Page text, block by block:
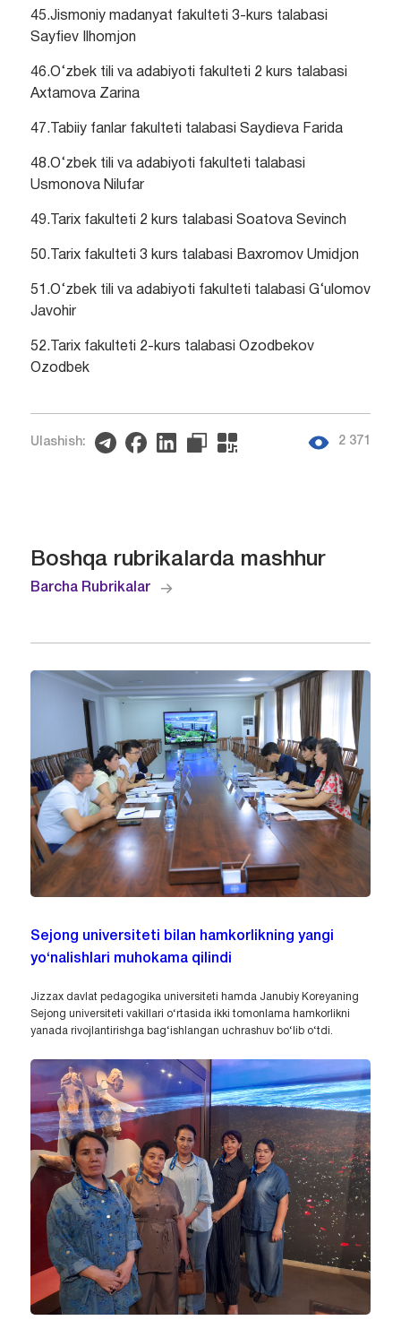
45.Jismoniy madanyat fakulteti 3-kurs talabasi
Sayfiev Ilhomjon
46.O‘zbek tili va adabiyoti fakulteti 2 kurs talabasi
Axtamova Zarina
47.Tabiiy fanlar fakulteti talabasi Saydieva Farida
48.O‘zbek tili va adabiyoti fakulteti talabasi
Usmonova Nilufar
49.Tarix fakulteti 2 kurs talabasi Soatova Sevinch
50.Tarix fakulteti 3 kurs talabasi Baxromov Umidjon
51.O‘zbek tili va adabiyoti fakulteti talabasi G‘ulomov
Javohir
52.Tarix fakulteti 2-kurs talabasi Ozodbekov
Ozodbek
Ulashish: 2 371
Boshqa rubrikalarda mashhur
Barcha Rubrikalar
Sejong universiteti bilan hamkorlikning yangi
yo‘nalishlari muhokama qilindi
Jizzax davlat pedagogika universiteti hamda Janubiy Koreyaning
Sejong universiteti vakillari o‘rtasida ikki tomonlama hamkorlikni
yanada rivojlantirishga bag‘ishlangan uchrashuv bo‘lib o‘tdi.